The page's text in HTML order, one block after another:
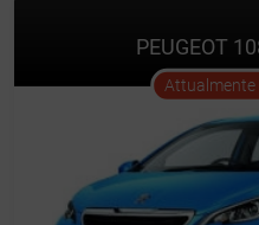
PEUGEOT
Attualmente